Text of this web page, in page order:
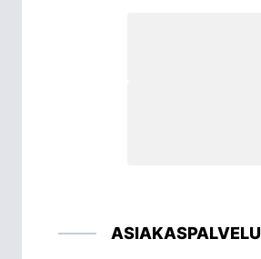
ASIAKASPALVELU